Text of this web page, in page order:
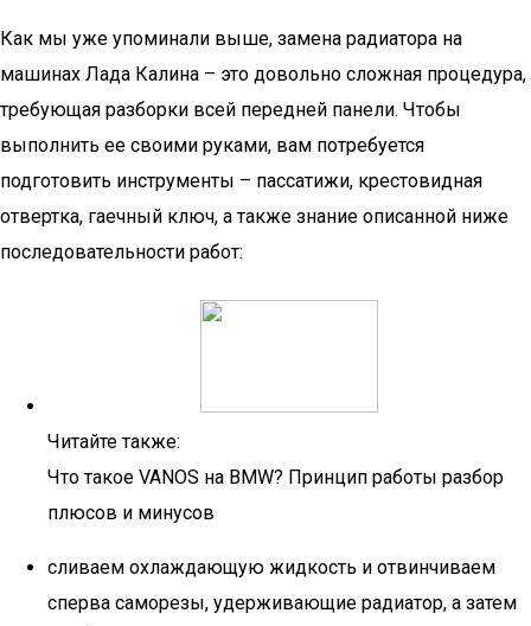
Как мы уже упоминали выше, замена радиатора на
машинах Лада Калина – это довольно сложная процедура,
требующая разборки всей передней панели. Чтобы
выполнить ее своими руками, вам потребуется
подготовить инструменты – пассатижи, крестовидная
отвертка, гаечный ключ, а также знание описанной ниже
последовательности работ:
Читайте также:
Что такое VANOS на BMW? Принцип работы разбор
плюсов и минусов
сливаем охлаждающую жидкость и отвинчиваем
сперва саморезы, удерживающие радиатор, а затем